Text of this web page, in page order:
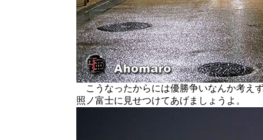
こうなったからには優勝争いなんか考え
照ノ富士に見せつけてあげましょうよ。